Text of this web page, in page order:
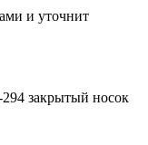
и уточнит
закрытый носок